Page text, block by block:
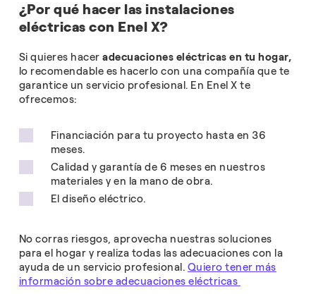
¿Por qué hacer las instalaciones
eléctricas con Enel X?
Si quieres haceradecuaciones eléctricas en tu hogar,
lo recomendable es hacerlo con una compañía que te
garantice un servicio profesional. En Enel X te
ofrecemos:
Financiación para tu proyecto hasta en 36
meses.
Calidad y garantía de 6 meses en nuestros
materiales y en la mano de obra.
El diseño eléctrico.
No corras riesgos, aprovecha nuestras soluciones
para el hogar y realiza todas las adecuaciones con la
ayuda de un servicio profesional. Quiero tener más
información sobre adecuaciones eléctricas